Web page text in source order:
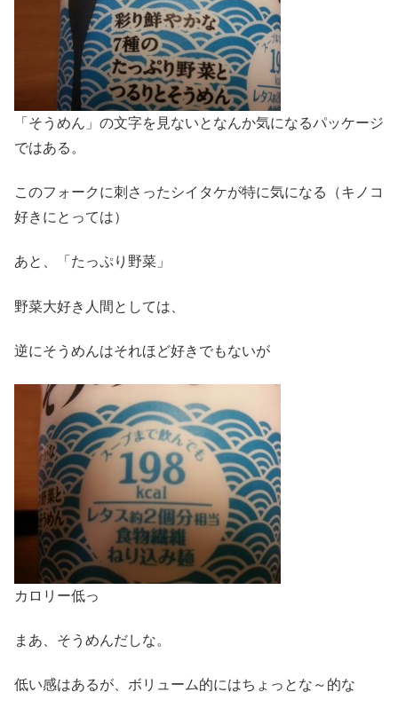
「そうめん」の文字を見ないとなんか気になるパッケージ
ではある。
このフォークに刺さったシイタケが特に気になる（キノコ
好きにとっては）
あと、「たっぷり野菜」
野菜大好き人間としては、
逆にそうめんはそれほど好きでもないが
カロリー低っ
まあ、そうめんだしな。
低い感はあるが、ボリューム的にはちょっとな～的な